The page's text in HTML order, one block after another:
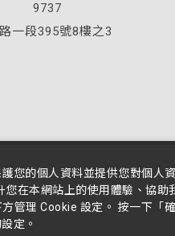
9737
一段395號8樓之3
您的個人資料並提供您對個人
在本網站上的使用體驗、協助
管理 Cookie 設定。 按一下「
定。